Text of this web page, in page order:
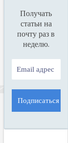
Получать
статьи на
почту раз в
неделю.